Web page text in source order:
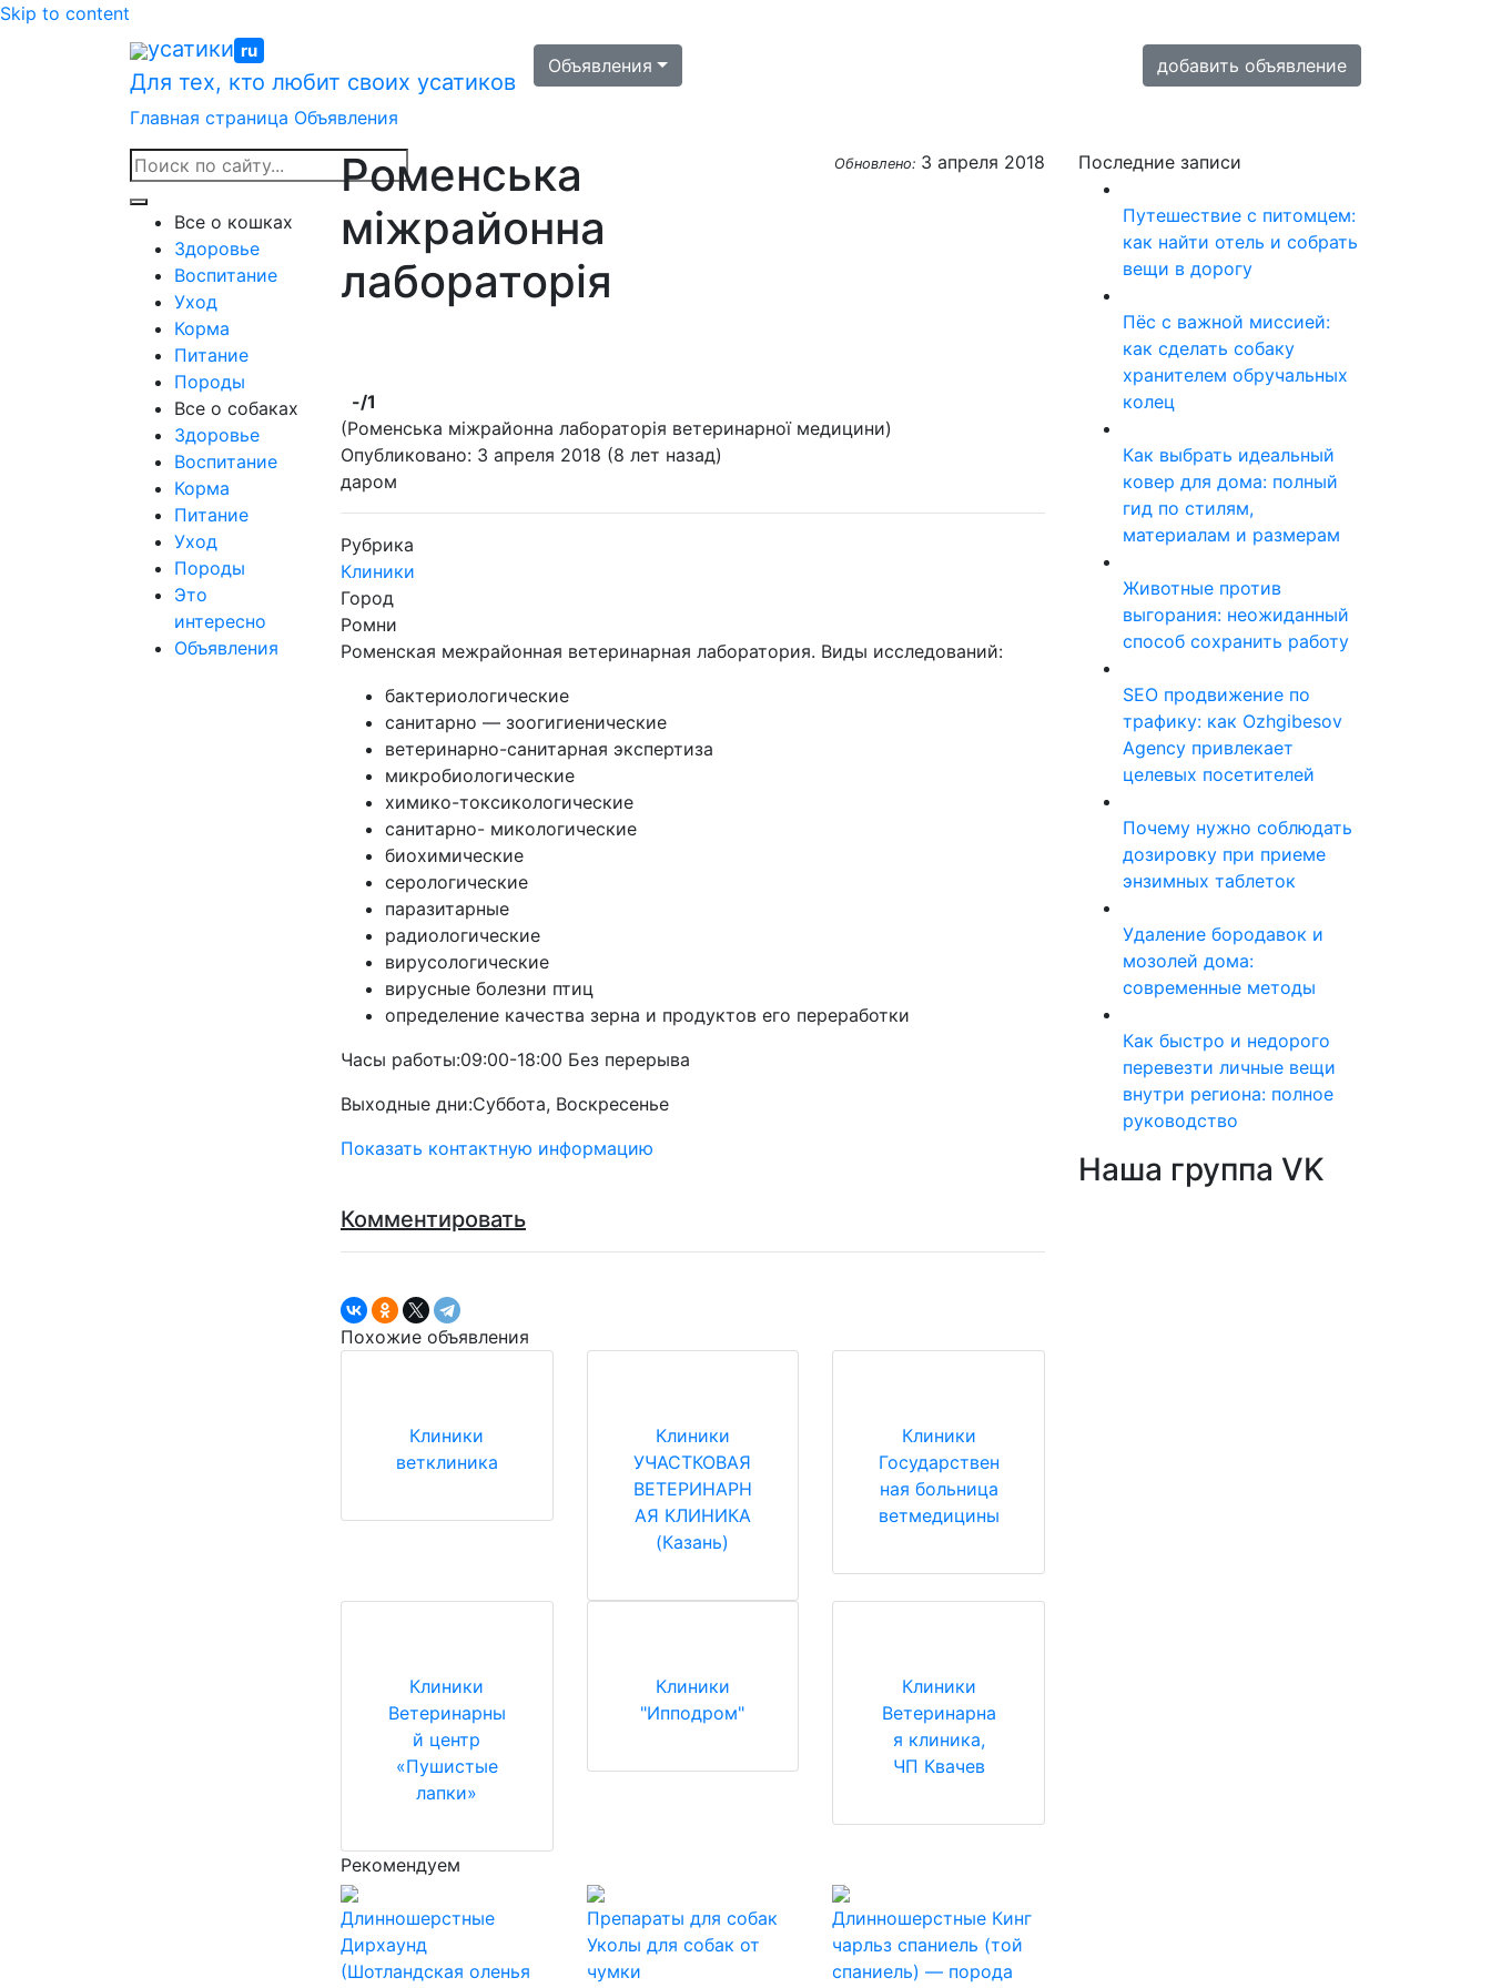
Skip to content
усатики ru
Для тех, кто любит своих усатиков
Объявления добавить объявление
Главная страница Объявления
Все о кошках
Здоровье
Воспитание
Уход
Корма
Питание
Породы
Все о собаках
Здоровье
Воспитание
Корма
Питание
Уход
Породы
Это
интересно
Объявления
Роменська
міжрайонна
лабораторія
Обновлено: 3 апреля 2018
-/1
(Роменська міжрайонна лабораторія ветеринарної медицини)
Опубликовано: 3 апреля 2018 (8 лет назад)
даром
Рубрика
Клиники
Город
Ромни
Роменская межрайонная ветеринарная лаборатория. Виды исследований:
бактериологические
санитарно — зоогигиенические
ветеринарно-санитарная экспертиза
микробиологические
химико-токсикологические
санитарно- микологические
биохимические
серологические
паразитарные
радиологические
вирусологические
вирусные болезни птиц
определение качества зерна и продуктов его переработки
Часы работы:09:00-18:00 Без перерыва
Выходные дни:Суббота, Воскресенье
Показать контактную информацию
Комментировать
Похожие объявления
Клиники
ветклиника
Клиники
УЧАСТКОВАЯ
ВЕТЕРИНАРН
АЯ КЛИНИКА
(Казань)
Клиники
Государствен
ная больница
ветмедицины
Клиники
Ветеринарны
й центр
«Пушистые
лапки»
Клиники
"Ипподром"
Клиники
Ветеринарна
я клиника,
ЧП Квачев
Рекомендуем
Длинношерстные
Дирхаунд
(Шотландская оленья
Препараты для собак
Уколы для собак от
чумки
Длинношерстные Кинг
чарльз спаниель (той
спаниель) — порода
Последние записи
Путешествие с питомцем:
как найти отель и собрать
вещи в дорогу
Пёс с важной миссией:
как сделать собаку
хранителем обручальных
колец
Как выбрать идеальный
ковер для дома: полный
гид по стилям,
материалам и размерам
Животные против
выгорания: неожиданный
способ сохранить работу
SEO продвижение по
трафику: как Ozhgibesov
Agency привлекает
целевых посетителей
Почему нужно соблюдать
дозировку при приеме
энзимных таблеток
Удаление бородавок и
мозолей дома:
современные методы
Как быстро и недорого
перевезти личные вещи
внутри региона: полное
руководство
Наша группа VK